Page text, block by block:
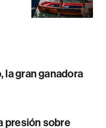
la gran ganadora
presión sobre